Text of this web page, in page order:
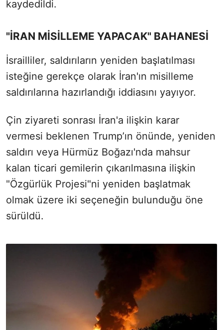
kaydedildi.
"İRAN MİSİLLEME YAPACAK" BAHANESİ
İsrailliler, saldırıların yeniden başlatılması
isteğine gerekçe olarak İran'ın misilleme
saldırılarına hazırlandığı iddiasını yayıyor.
Çin ziyareti sonrası İran'a ilişkin karar
vermesi beklenen Trump’ın önünde, yeniden
saldırı veya Hürmüz Boğazı'nda mahsur
kalan ticari gemilerin çıkarılmasına ilişkin
"Özgürlük Projesi"ni yeniden başlatmak
olmak üzere iki seçeneğin bulunduğu öne
sürüldü.